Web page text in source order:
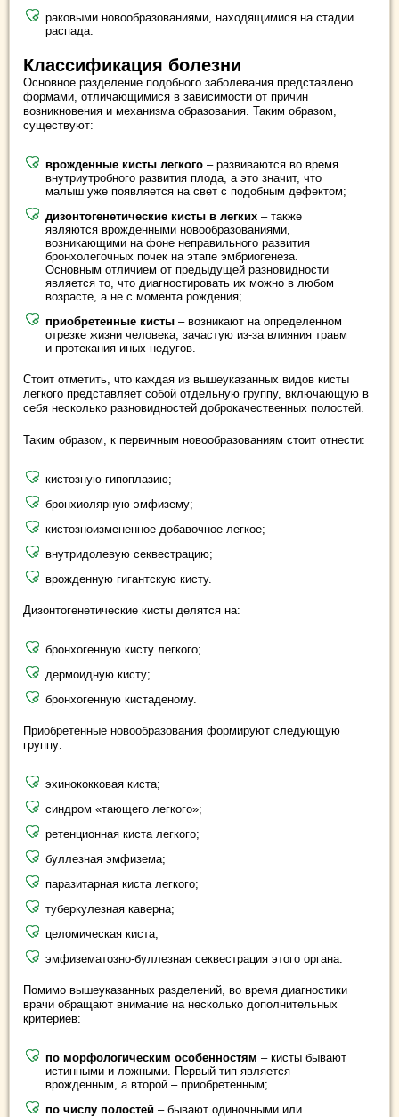
раковыми новообразованиями, находящимися на стадии
распада.
Классификация болезни
Основное разделение подобного заболевания представлено
формами, отличающимися в зависимости от причин
возникновения и механизма образования. Таким образом,
существуют:
врожденные кисты легкого – развиваются во время
внутриутробного развития плода, а это значит, что
малыш уже появляется на свет с подобным дефектом;
дизонтогенетические кисты в легких – также
являются врожденными новообразованиями,
возникающими на фоне неправильного развития
бронхолегочных почек на этапе эмбриогенеза.
Основным отличием от предыдущей разновидности
является то, что диагностировать их можно в любом
возрасте, а не с момента рождения;
приобретенные кисты – возникают на определенном
отрезке жизни человека, зачастую из-за влияния травм
и протекания иных недугов.
Стоит отметить, что каждая из вышеуказанных видов кисты
легкого представляет собой отдельную группу, включающую в
себя несколько разновидностей доброкачественных полостей.
Таким образом, к первичным новообразованиям стоит отнести:
кистозную гипоплазию;
бронхиолярную эмфизему;
кистозноизмененное добавочное легкое;
внутридолевую секвестрацию;
врожденную гигантскую кисту.
Дизонтогенетические кисты делятся на:
бронхогенную кисту легкого;
дермоидную кисту;
бронхогенную кистаденому.
Приобретенные новообразования формируют следующую
группу:
эхинококковая киста;
синдром «тающего легкого»;
ретенционная киста легкого;
буллезная эмфизема;
паразитарная киста легкого;
туберкулезная каверна;
целомическая киста;
эмфизематозно-буллезная секвестрация этого органа.
Помимо вышеуказанных разделений, во время диагностики
врачи обращают внимание на несколько дополнительных
критериев:
по морфологическим особенностям – кисты бывают
истинными и ложными. Первый тип является
врожденным, а второй – приобретенным;
по числу полостей – бывают одиночными или